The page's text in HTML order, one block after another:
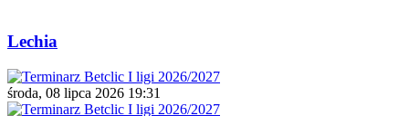
Lechia
środa, 08 lipca 2026 19:31